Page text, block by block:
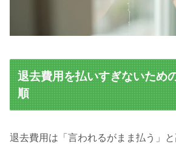
退去費用を払いすぎないため
順
退去費用は「言われるがまま払う」